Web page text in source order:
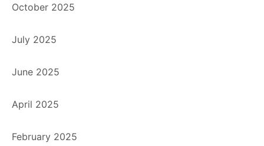
October 2025
July 2025
June 2025
April 2025
February 2025